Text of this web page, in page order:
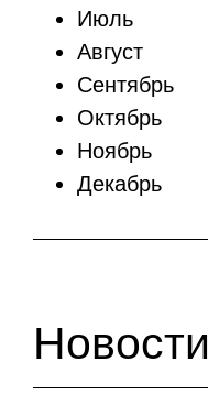
Июль
Август
Сентябрь
Октябрь
Ноябрь
Декабрь
Новости